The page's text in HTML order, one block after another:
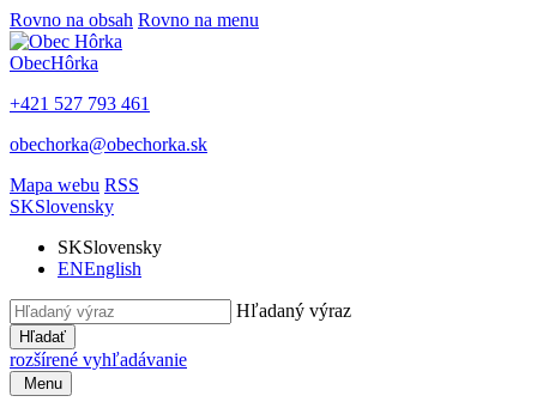
Rovno na obsah Rovno na menu
ObecHôrka
+421 527 793 461
obechorka@obechorka.sk
Mapa webu RSS
SKSlovensky
SKSlovensky
ENEnglish
Hľadaný výraz
Hľadať
rozšírené vyhľadávanie
Menu